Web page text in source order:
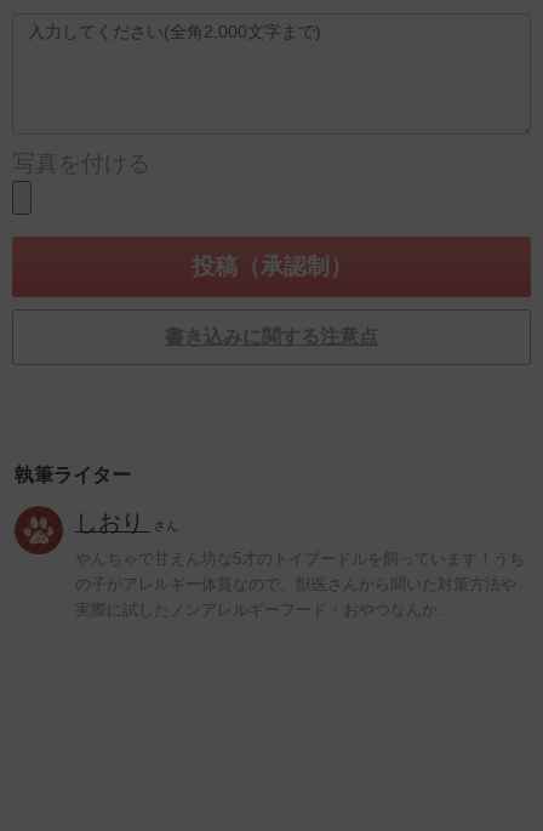
写真を付ける
書き込みに関する注意点
執筆ライター
しおり さん
やんちゃで甘えん坊な5才のトイプードルを飼っています！うち
の子がアレルギー体質なので、獣医さんから聞いた対策方法や
実際に試したノンアレルギーフード・おやつなんか…